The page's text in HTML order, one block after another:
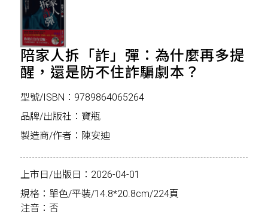
陪家人拆「詐」彈：為什麼再多提
醒，還是防不住詐騙劇本？
型號/ISBN：9789864065264
品牌/出版社：寶瓶
製造商/作者：陳安迪
上市日/出版日：2026-04-01
規格：單色/平裝/14.8*20.8cm/224頁
注音：否